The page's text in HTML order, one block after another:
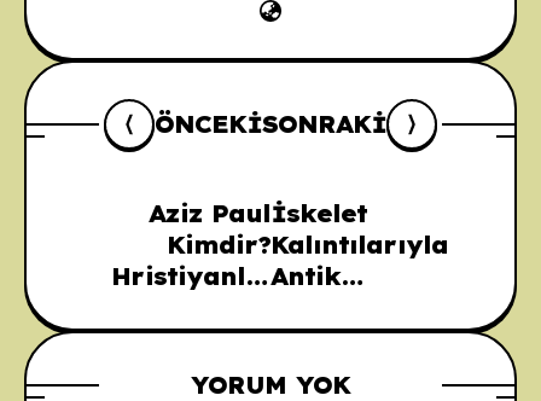
ÖNCEKISONRAKI
Aziz Paul
Kimdir?
Hristiyanlık
Paul’un Rolü
ve Mirası
İskelet
Kalıntılarıyla
Antik
Günlük Yaşamı
Nasıl Çözülür?
YORUM YOK